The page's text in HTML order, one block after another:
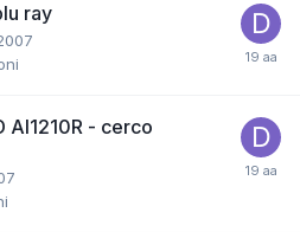
ray
AI1210R - cerco